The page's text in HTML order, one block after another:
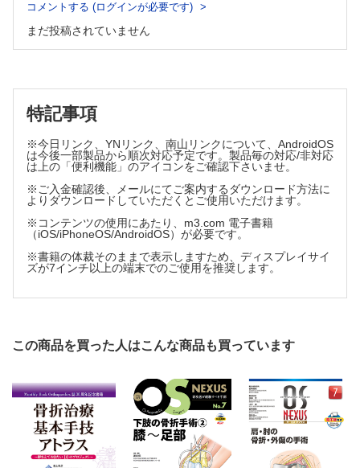
コメントする (ログインが必要です)
まだ投稿されていません
特記事項
※今日リンク、YNリンク、南山リンクについて、AndroidOS
は今後一部製品から順次対応予定です。製品毎の対応/非対応
は上の「便利機能」のアイコンをご確認下さいませ。
※ご入金確認後、メールにてご案内するダウンロード方法に
よりダウンロードしていただくとご使用いただけます。
※コンテンツの使用にあたり、m3.com 電子書籍
（iOS/iPhoneOS/AndroidOS）が必要です。
※書籍の体裁そのままで表示しますため、ディスプレイサイ
ズが7インチ以上の端末でのご使用を推奨します。
この商品を買った人はこんな商品も買っています